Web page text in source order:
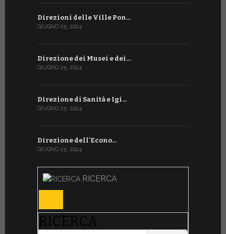
Direzioni delle Ville Pon…
GIUGNO 25, 2024
Direzione dei Musei e dei…
GIUGNO 25, 2024
Direzione di Sanità e Igi…
GIUGNO 25, 2024
Direzione dell'Econo…
GIUGNO 25, 2024
RICERCA
RICERCA